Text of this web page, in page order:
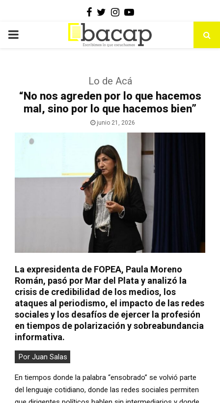
Facebook
Twitter
Instagram
Youtube
PRIMARY
Lo de Acá
“No nos agreden por lo que hacemos
mal, sino por lo que hacemos bien”
junio 21, 2026
La expresidenta de FOPEA, Paula Moreno
Román, pasó por Mar del Plata y analizó la
crisis de credibilidad de los medios, los
ataques al periodismo, el impacto de las redes
sociales y los desafíos de ejercer la profesión
en tiempos de polarización y sobreabundancia
informativa.
Por Juan Salas
En tiempos donde la palabra “ensobrado” se volvió parte
del lenguaje cotidiano, donde las redes sociales permiten